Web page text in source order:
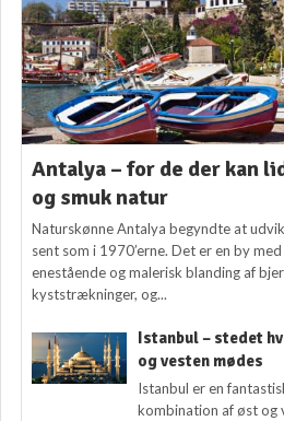
Antalya – for de der kan
og smuk natur
Naturskønne Antalya begyndte at
sent som i 1970’erne. Det er en by med
enestående og malerisk blanding af
kyststrækninger, og...
Istanbul – stedet
og vesten mødes
Istanbul er en
kombination af øst og